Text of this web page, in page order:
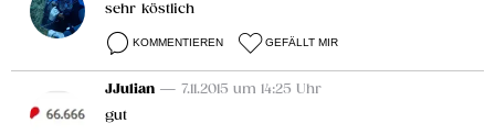
sehr köstlich
KOMMENTIEREN GEFÄLLT MIR
JJulian — 7.11.2015 um 14:25 Uhr
gut